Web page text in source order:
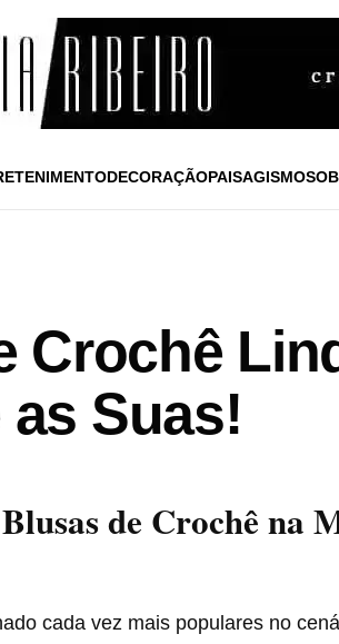
DECORAÇÃOPAISAGISMO
Crochê
Suas!
de Crochê na
cada vez mais populares no